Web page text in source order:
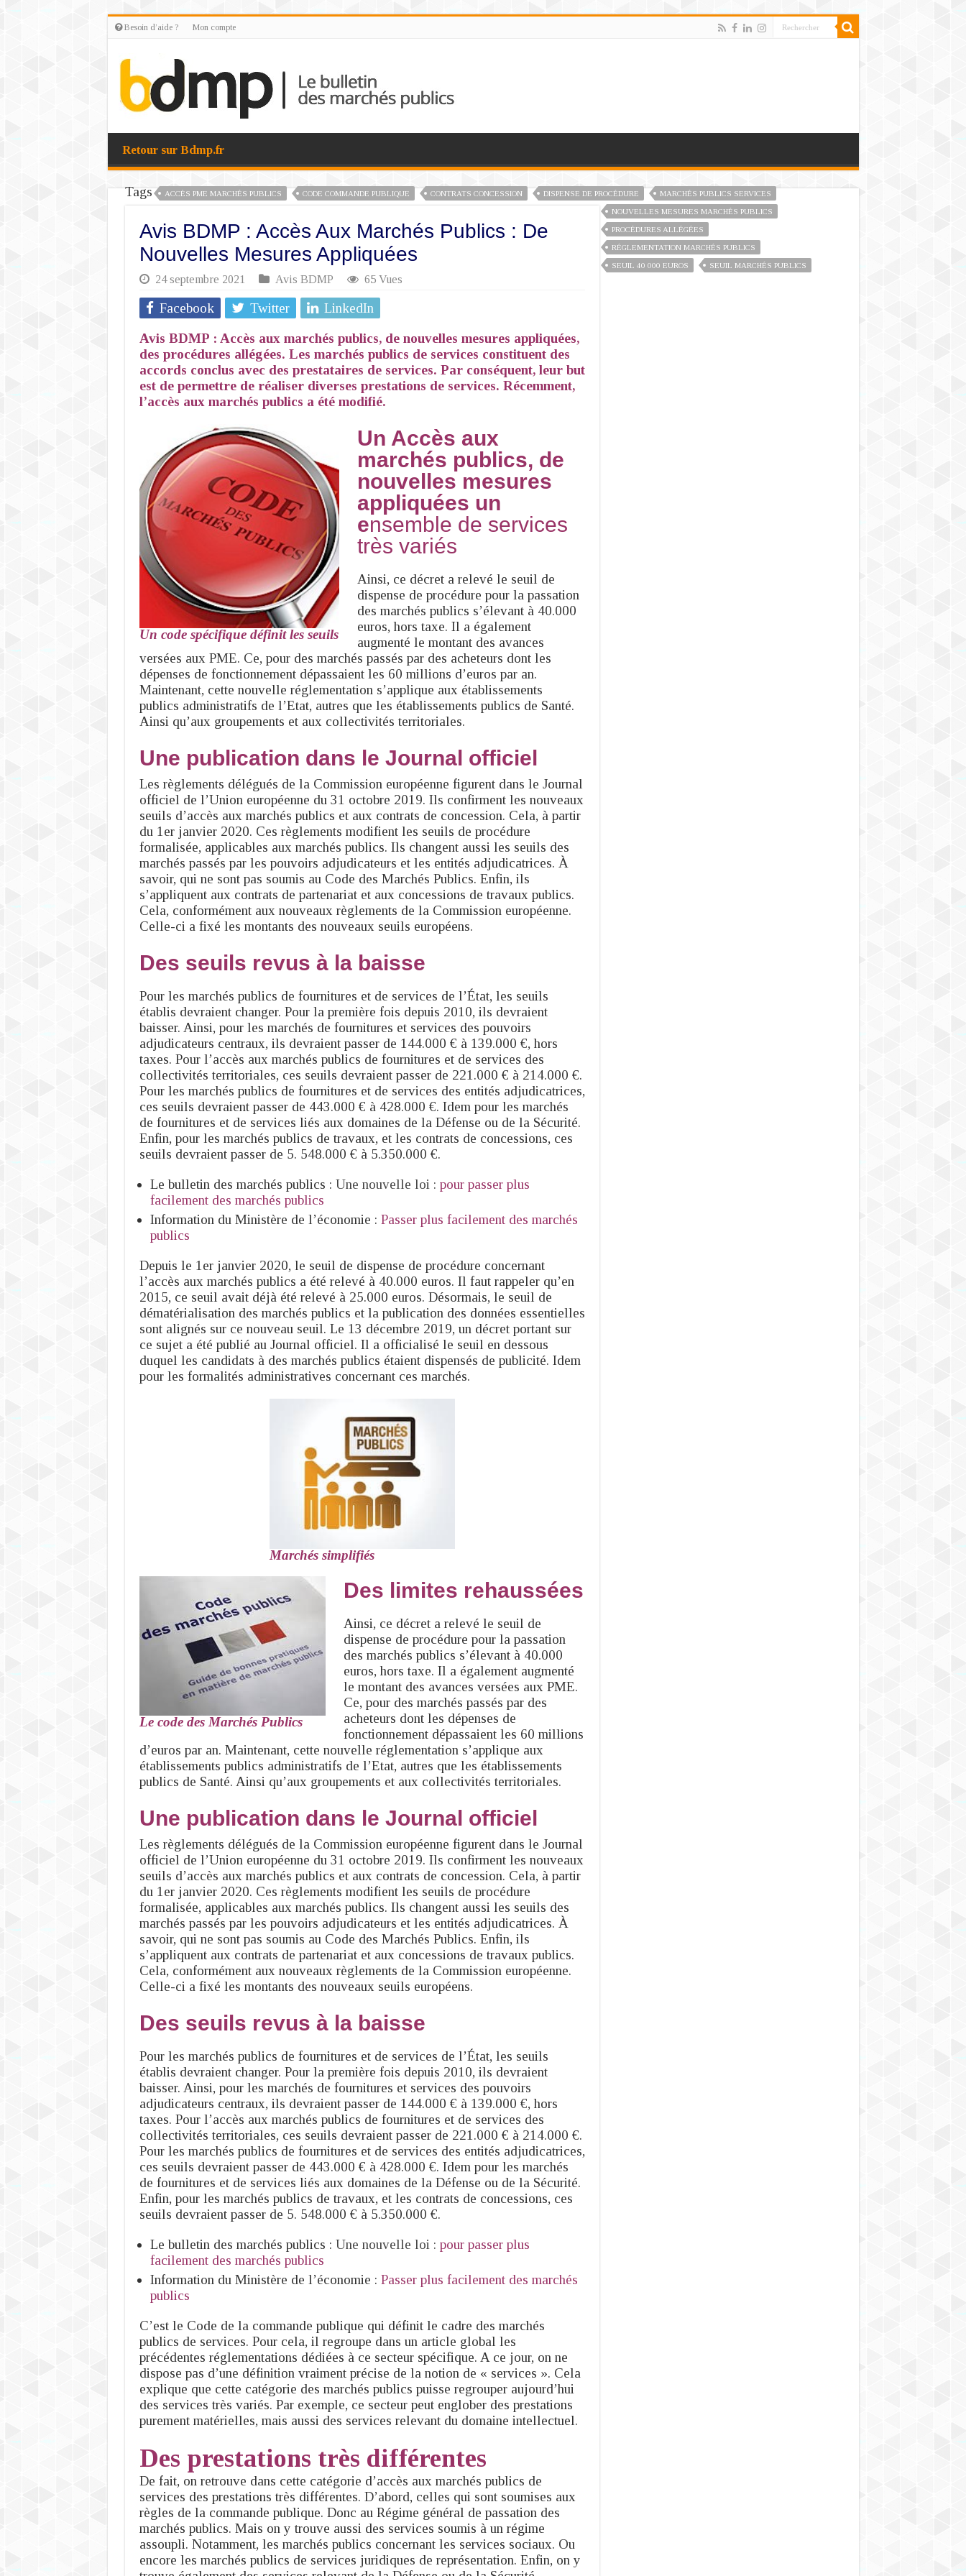
Besoin d’aide ? Mon compte
Retour sur Bdmp.fr
Avis BDMP : Accès Aux Marchés Publics : De
Nouvelles Mesures Appliquées
24 septembre 2021 Avis BDMP 65 Vues
Facebook Twitter
LinkedIn
Avis BDMP : Accès aux marchés publics, de nouvelles mesures appliquées,
des procédures allégées. Les marchés publics de services constituent des
accords conclus avec des prestataires de services. Par conséquent, leur but
est de permettre de réaliser diverses prestations de services. Récemment,
l’accès aux marchés publics a été modifié.
Un code spécifique définit les seuils
Un Accès aux
marchés publics, de
nouvelles mesures
appliquées un
ensemble de services
très variés
Ainsi, ce décret a relevé le seuil de
dispense de procédure pour la passation
des marchés publics s’élevant à 40.000
euros, hors taxe. Il a également
augmenté le montant des avances
versées aux PME. Ce, pour des marchés passés par des acheteurs dont les
dépenses de fonctionnement dépassaient les 60 millions d’euros par an.
Maintenant, cette nouvelle réglementation s’applique aux établissements
publics administratifs de l’Etat, autres que les établissements publics de Santé.
Ainsi qu’aux groupements et aux collectivités territoriales.
Une publication dans le Journal officiel
Les règlements délégués de la Commission européenne figurent dans le Journal
officiel de l’Union européenne du 31 octobre 2019. Ils confirment les nouveaux
seuils d’accès aux marchés publics et aux contrats de concession. Cela, à partir
du 1er janvier 2020. Ces règlements modifient les seuils de procédure
formalisée, applicables aux marchés publics. Ils changent aussi les seuils des
marchés passés par les pouvoirs adjudicateurs et les entités adjudicatrices. À
savoir, qui ne sont pas soumis au Code des Marchés Publics. Enfin, ils
s’appliquent aux contrats de partenariat et aux concessions de travaux publics.
Cela, conformément aux nouveaux règlements de la Commission européenne.
Celle-ci a fixé les montants des nouveaux seuils européens.
Des seuils revus à la baisse
Pour les marchés publics de fournitures et de services de l’État, les seuils
établis devraient changer. Pour la première fois depuis 2010, ils devraient
baisser. Ainsi, pour les marchés de fournitures et services des pouvoirs
adjudicateurs centraux, ils devraient passer de 144.000 € à 139.000 €, hors
taxes. Pour l’accès aux marchés publics de fournitures et de services des
collectivités territoriales, ces seuils devraient passer de 221.000 € à 214.000 €.
Pour les marchés publics de fournitures et de services des entités adjudicatrices,
ces seuils devraient passer de 443.000 € à 428.000 €. Idem pour les marchés
de fournitures et de services liés aux domaines de la Défense ou de la Sécurité.
Enfin, pour les marchés publics de travaux, et les contrats de concessions, ces
seuils devraient passer de 5. 548.000 € à 5.350.000 €.
Le bulletin des marchés publics : Une nouvelle loi : pour passer plus
facilement des marchés publics
Information du Ministère de l’économie : Passer plus facilement des marchés
publics
Depuis le 1er janvier 2020, le seuil de dispense de procédure concernant
l’accès aux marchés publics a été relevé à 40.000 euros. Il faut rappeler qu’en
2015, ce seuil avait déjà été relevé à 25.000 euros. Désormais, le seuil de
dématérialisation des marchés publics et la publication des données essentielles
sont alignés sur ce nouveau seuil. Le 13 décembre 2019, un décret portant sur
ce sujet a été publié au Journal officiel. Il a officialisé le seuil en dessous
duquel les candidats à des marchés publics étaient dispensés de publicité. Idem
pour les formalités administratives concernant ces marchés.
Marchés simplifiés
Le code des Marchés Publics
Des limites rehaussées
Ainsi, ce décret a relevé le seuil de
dispense de procédure pour la passation
des marchés publics s’élevant à 40.000
euros, hors taxe. Il a également augmenté
le montant des avances versées aux PME.
Ce, pour des marchés passés par des
acheteurs dont les dépenses de
fonctionnement dépassaient les 60 millions
d’euros par an. Maintenant, cette nouvelle réglementation s’applique aux
établissements publics administratifs de l’Etat, autres que les établissements
publics de Santé. Ainsi qu’aux groupements et aux collectivités territoriales.
Une publication dans le Journal officiel
Les règlements délégués de la Commission européenne figurent dans le Journal
officiel de l’Union européenne du 31 octobre 2019. Ils confirment les nouveaux
seuils d’accès aux marchés publics et aux contrats de concession. Cela, à partir
du 1er janvier 2020. Ces règlements modifient les seuils de procédure
formalisée, applicables aux marchés publics. Ils changent aussi les seuils des
marchés passés par les pouvoirs adjudicateurs et les entités adjudicatrices. À
savoir, qui ne sont pas soumis au Code des Marchés Publics. Enfin, ils
s’appliquent aux contrats de partenariat et aux concessions de travaux publics.
Cela, conformément aux nouveaux règlements de la Commission européenne.
Celle-ci a fixé les montants des nouveaux seuils européens.
Des seuils revus à la baisse
Pour les marchés publics de fournitures et de services de l’État, les seuils
établis devraient changer. Pour la première fois depuis 2010, ils devraient
baisser. Ainsi, pour les marchés de fournitures et services des pouvoirs
adjudicateurs centraux, ils devraient passer de 144.000 € à 139.000 €, hors
taxes. Pour l’accès aux marchés publics de fournitures et de services des
collectivités territoriales, ces seuils devraient passer de 221.000 € à 214.000 €.
Pour les marchés publics de fournitures et de services des entités adjudicatrices,
ces seuils devraient passer de 443.000 € à 428.000 €. Idem pour les marchés
de fournitures et de services liés aux domaines de la Défense ou de la Sécurité.
Enfin, pour les marchés publics de travaux, et les contrats de concessions, ces
seuils devraient passer de 5. 548.000 € à 5.350.000 €.
Le bulletin des marchés publics : Une nouvelle loi : pour passer plus
facilement des marchés publics
Information du Ministère de l’économie : Passer plus facilement des marchés
publics
C’est le Code de la commande publique qui définit le cadre des marchés
publics de services. Pour cela, il regroupe dans un article global les
précédentes réglementations dédiées à ce secteur spécifique. A ce jour, on ne
dispose pas d’une définition vraiment précise de la notion de « services ». Cela
explique que cette catégorie des marchés publics puisse regrouper aujourd’hui
des services très variés. Par exemple, ce secteur peut englober des prestations
purement matérielles, mais aussi des services relevant du domaine intellectuel.
Des prestations très différentes
De fait, on retrouve dans cette catégorie d’accès aux marchés publics de
services des prestations très différentes. D’abord, celles qui sont soumises aux
règles de la commande publique. Donc au Régime général de passation des
marchés publics. Mais on y trouve aussi des services soumis à un régime
assoupli. Notamment, les marchés publics concernant les services sociaux. Ou
encore les marchés publics de services juridiques de représentation. Enfin, on y
Tags ACCÈS PME MARCHÉS PUBLICS CODE COMMANDE PUBLIQUE CONTRATS CONCESSION DISPENSE DE PROCÉDURE MARCHÉS PUBLICS SERVICES
NOUVELLES MESURES MARCHÉS PUBLICS
PROCÉDURES ALLÉGÉES
RÉGLEMENTATION MARCHÉS PUBLICS
SEUIL 40 000 EUROS SEUIL MARCHÉS PUBLICS